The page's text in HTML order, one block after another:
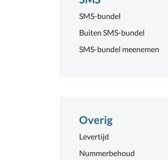
SMS-bundel
Buiten SMS-bundel
SMS-bundel meenemen
Overig
Levertijd
Nummerbehoud